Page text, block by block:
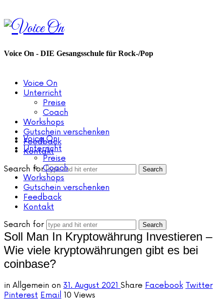
Voice
On
Voice On - DIE Gesangsschule für Rock-/Pop
Voice On
Unterricht
Preise
Coach
Workshops
Gutschein verschenken
Feedback
Kontakt
Search for
Voice On
Unterricht
Preise
Coach
Workshops
Gutschein verschenken
Feedback
Kontakt
Search for
Soll Man In Kryptowährung Investieren –
Wie viele kryptowährungen gibt es bei
coinbase?
in Allgemein on 31. August 2021 Share Facebook Twitter
Pinterest Email 10 Views